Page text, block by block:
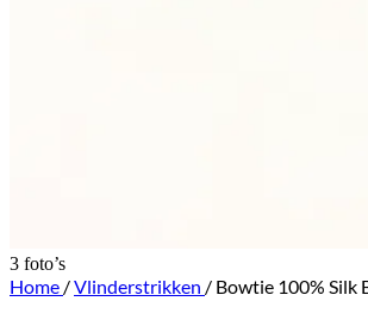
3 foto’s
Home /Vlinderstrikken / Bowtie 100% Silk